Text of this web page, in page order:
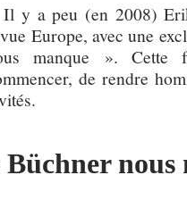
Il y a peu (en 2008)
Europe, avec une
manque ». Cette
de rendre
Büchner nous